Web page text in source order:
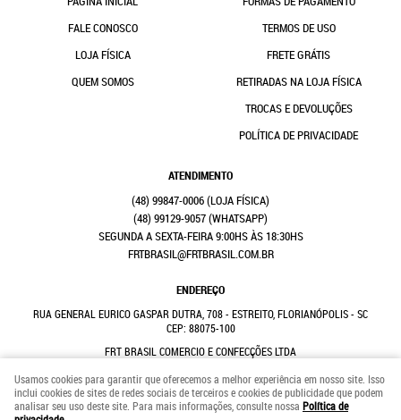
FALE CONOSCO
LOJA FÍSICA
QUEM SOMOS
TERMOS DE USO
FRETE GRÁTIS
RETIRADAS NA LOJA FÍSICA
TROCAS E DEVOLUÇÕES
POLÍTICA DE PRIVACIDADE
ATENDIMENTO
(48) 99847-0006
(48) 99129-9057(WHATSAPP)
SEGUNDA A SEXTA-FEIRA 9:00HS ÀS 18:30HS
FRTBRASIL@FRTBRASIL.COM.BR
ENDEREÇO
RUA GENERAL EURICO GASPAR DUTRA, 708- ESTREITO, FLORIANÓPOLIS- SC
CEP: 88075-100
FRT BRASIL COMERCIO E CONFECÇÕES LTDA
LOJA VIRTUAL CRIADA POR
Usamos cookies para garantir que oferecemos a melhor experiência em nosso site. Isso
inclui cookies de sites de redes sociais de terceiros e cookies de publicidade que podem
analisar seu uso deste site. Para mais informações, consulte nossa Política de